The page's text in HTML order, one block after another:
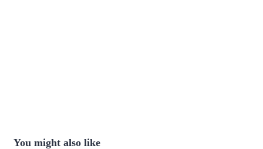
You might also like